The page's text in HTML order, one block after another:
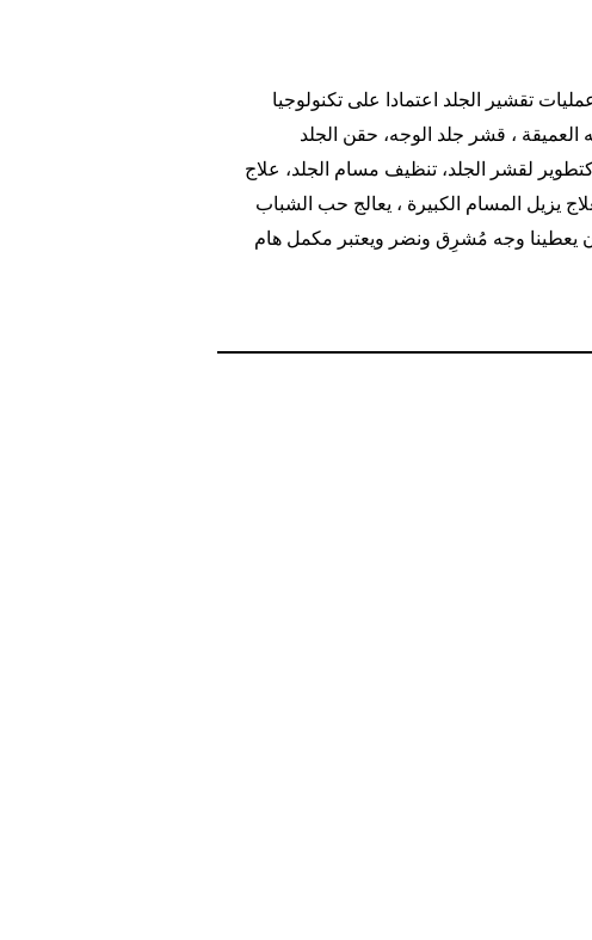
، قشر جلد الوجه، حقن الجلد
لقشر الجلد، تنظيف مسام الجلد، علاج
يزيل المسام الكبيرة ، يعالج حب الشباب
يعطينا وجه مُشرِق ونضر ويعتبر مكمل هام